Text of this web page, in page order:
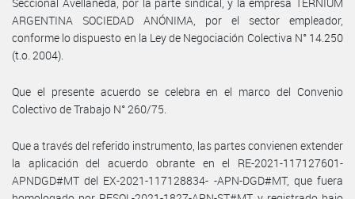
ARGENTINA SOCIEDAD ANÓNIMA, por el sector empleador,
conforme lo dispuesto en la Ley de Negociación Colectiva N° 14.250
(t.o. 2004).
Que el presente acuerdo se celebra en el marco del Convenio
Colectivo de Trabajo N° 260/75.
Que a través del referido instrumento, las partes convienen extender
la aplicación del acuerdo obrante en el RE-2021-117127601-
APNDGD#MT del EX-2021-117128834- -APN-DGD#MT, que fuera